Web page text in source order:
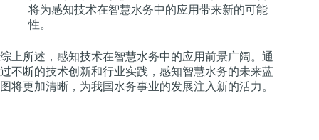
将为感知技术在智慧水务中的应用带来新的可能
性。
综上所述，感知技术在智慧水务中的应用前景广阔。通
过不断的技术创新和行业实践，感知智慧水务的未来蓝
图将更加清晰，为我国水务事业的发展注入新的活力。